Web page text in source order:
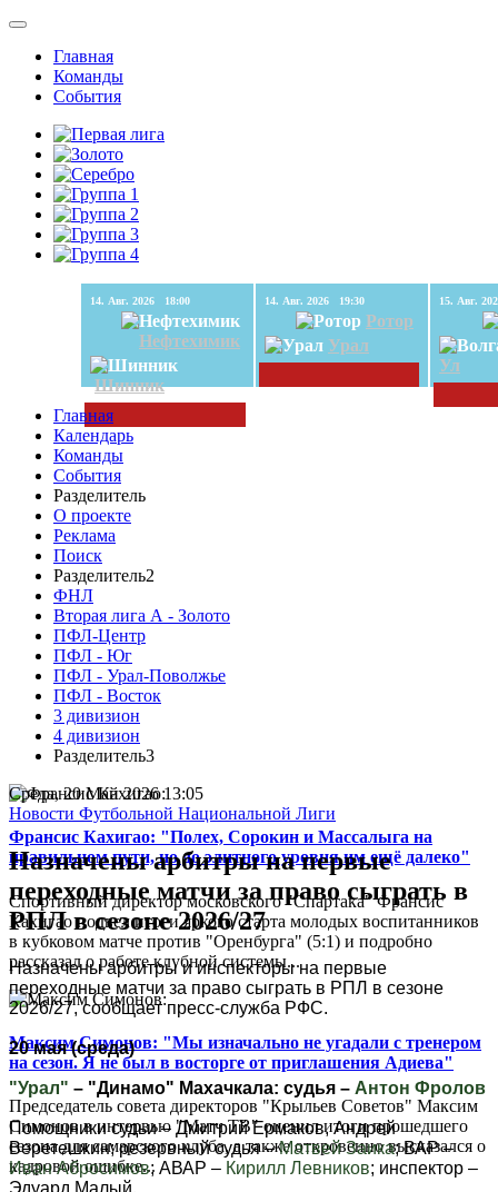
Главная
Команды
События
14. Авг. 2026 18:00
Нефтехимик
Шинник
14. Авг. 2026 19:30
Ротор
Урал
Ул
Главная
Календарь
Команды
События
Разделитель
О проекте
Реклама
Поиск
Разделитель2
ФНЛ
Вторая лига А - Золото
ПФЛ-Центр
ПФЛ - Юг
ПФЛ - Урал-Поволжье
ПФЛ - Восток
3 дивизион
4 дивизион
Разделитель3
Франсис Кахигао: "Полех, Сорокин и Массалыга на
правильном пути, но до элитного уровня им ещё далеко"
Спортивный директор московского "Спартака" Франсис
Кахигао подвел итоги яркого старта молодых воспитанников
в кубковом матче против "Оренбурга" (5:1) и подробно
рассказал о работе клубной системы...
Максим Симонов: "Мы изначально не угадали с тренером
на сезон. Я не был в восторге от приглашения Адиева"
Председатель совета директоров "Крыльев Советов" Максим
Симонов в интервью "Матч ТВ" оценил итоги прошедшего
сезона для самарского клуба, а также откровенно высказался о
кадровой ошибке...
Среда, 20 Май 2026 13:05
Новости Футбольной Национальной Лиги
Назначены арбитры на первые
переходные матчи за право сыграть в
РПЛ в сезоне 2026/27
Назначены арбитры и инспекторы на первые
переходные матчи за право сыграть в РПЛ в сезоне
2026/27, сообщает пресс-служба РФС.
20 мая (среда)
"Урал" – "Динамо" Махачкала: судья – Антон Фролов
Помощники судьи – Дмитрий Ермаков, Андрей
Веретешкин; резервный судья –Матвей Заика; ВАР –
Иван Абросимов; АВАР – Кирилл Левников; инспектор –
Эдуард Малый.